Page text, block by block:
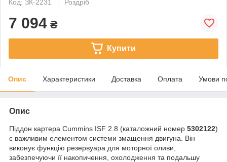
Код: ЗК-2231
Роздріб
7 094 ₴
Купити
Опис Характеристики Доставка Оплата Умови
Опис
Піддон картера Cummins ISF 2.8 (каталожний номер 5302122)
є важливим елементом системи змащення двигуна. Він
виконує функцію резервуара для моторної оливи,
забезпечуючи її накопичення, охолодження та подальшу